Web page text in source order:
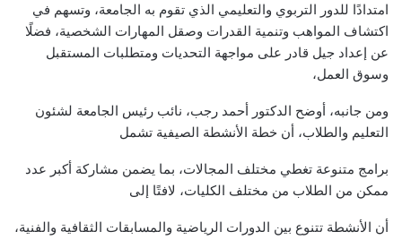
امتدادًا للدور التربوي والتعليمي الذي تقوم به الجامعة، وتسهم في
اكتشاف المواهب وتنمية القدرات وصقل المهارات الشخصية، فضلًا
عن إعداد جيل قادر على مواجهة التحديات ومتطلبات المستقبل
وسوق العمل،
ومن جانبه، أوضح الدكتور أحمد رجب، نائب رئيس الجامعة لشئون
التعليم والطلاب، أن خطة الأنشطة الصيفية تشمل
برامج متنوعة تغطي مختلف المجالات، بما يضمن مشاركة أكبر عدد
ممكن من الطلاب من مختلف الكليات، لافتًا إلى
أن الأنشطة تتنوع بين الدورات الرياضية والمسابقات الثقافية والفنية،